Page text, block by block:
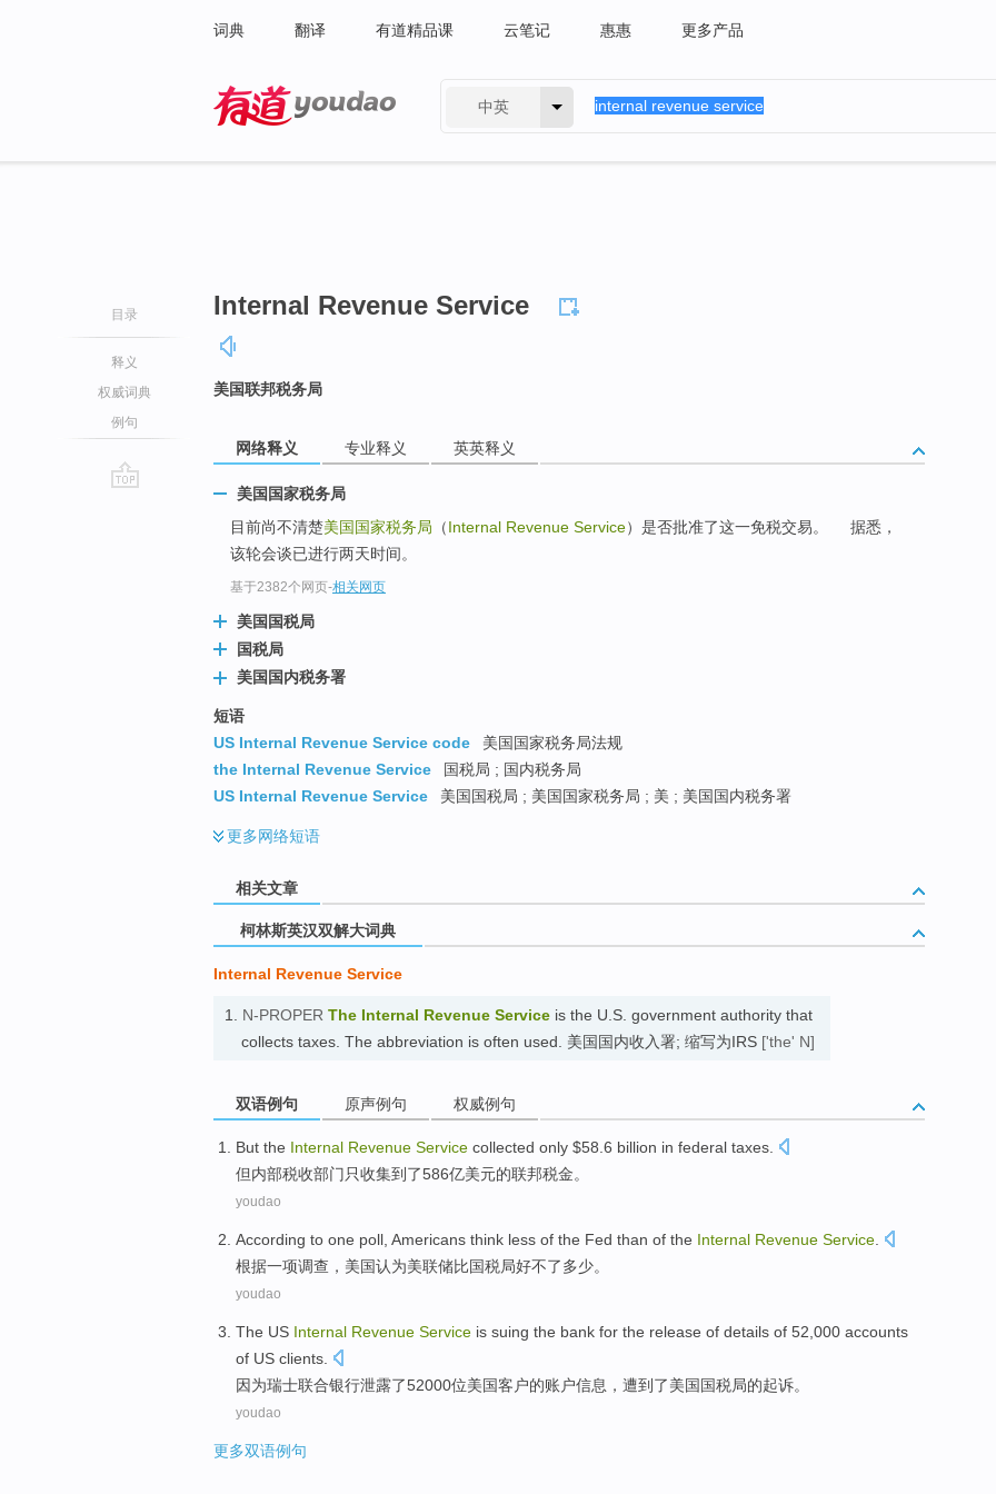
词典 翻译 有道精品课 云笔记 惠惠 更多产品
中英
目录
释义
权威词典
例句
Internal Revenue Service
美国联邦税务局
网络释义 专业释义 英英释义
美国国家税务局
目前尚不清楚美国国家税务局 （Internal Revenue Service）是否批准了这一免税交易。 据悉，
该轮会谈已进行两天时间。
基于2382个网页-相关网页
美国国税局
国税局
美国国内税务署
短语
US Internal Revenue Service code
美国国家税务局法规
the Internal Revenue Service
国税局 ; 国内税务局
US Internal Revenue Service
美国国税局 ; 美国国家税务局 ; 美 ; 美国国内税务署
更多网络短语
相关文章
柯林斯英汉双解大词典
Internal Revenue Service
1. N-PROPER The Internal Revenue Service is the U.S. government authority that
collects taxes. The abbreviation is often used. 美国国内收入署; 缩写为IRS ['the' N]
双语例句 原声例句 权威例句
But the Internal Revenue Service collected only $58.6 billion in federal taxes
但内部税收部门只收集到了586亿美元的联邦税金。
youdao
According to one poll Americans think less of the Fed than of the Internal Revenue Service
根据一项调查 ， 美国认为美联储比国税局好不了多少。
youdao
The US Internal Revenue Service is suing the bank for the release of details of 52,000 accounts
of US clients.
因为瑞士联合银行泄露了52000位美国客户的账户信息 ，遭到了美国 国税局的起诉。
youdao
更多双语例句